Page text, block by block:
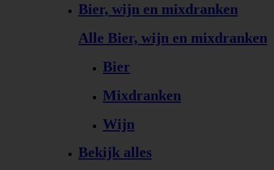
Bier, wijn en mixdranken
Alle Bier, wijn en mixdranken
Bier
Mixdranken
Wijn
Bekijk alles